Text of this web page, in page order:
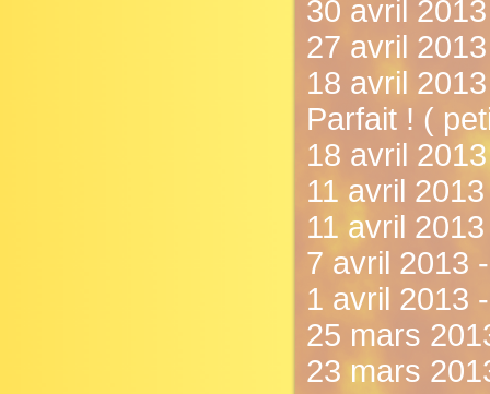
30 avril
27 avril
18 avril
Parfait ! (
18 avril
11 avril
11 avril
7 avril 2013
1 avril 2013
25 mars
23 mars